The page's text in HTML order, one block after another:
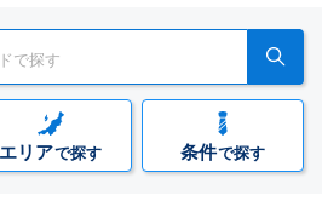
エリアで探す 条件で探す